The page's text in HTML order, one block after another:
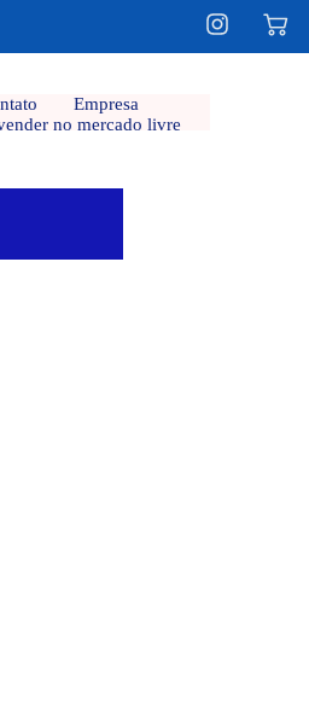
Empresa
no mercado livre